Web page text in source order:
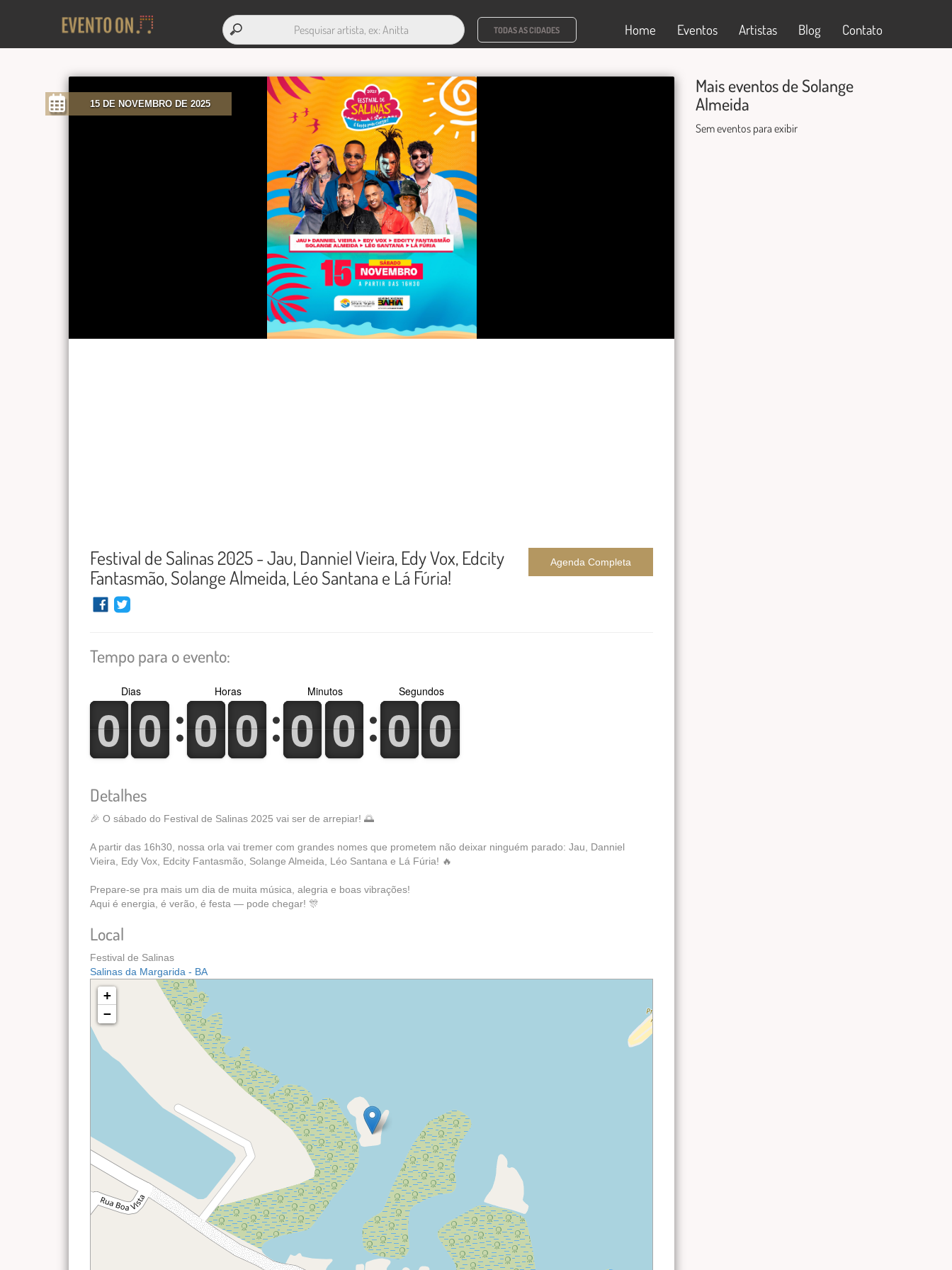
TODAS AS CIDADES Home Eventos Artistas Blog Contato
15 DE NOVEMBRO DE 2025
Festival de Salinas 2025 - Jau, Danniel Vieira, Edy Vox, Edcity
Fantasmão, Solange Almeida, Léo Santana e Lá Fúria!
Agenda Completa
Tempo para o evento:
0
0
1
1 0
0
1
1
Dias
0
0
1
1 0
0
1
1
Horas
0
0
1
1 0
0
1
1
Minutos
0
0
1
1 0
0
1
1
Segundos
Detalhes
🎉 O sábado do Festival de Salinas 2025 vai ser de arrepiar! 🌅
A partir das 16h30, nossa orla vai tremer com grandes nomes que prometem não deixar ninguém parado: Jau, Danniel
Vieira, Edy Vox, Edcity Fantasmão, Solange Almeida, Léo Santana e Lá Fúria! 🔥
Prepare-se pra mais um dia de muita música, alegria e boas vibrações!
Aqui é energia, é verão, é festa — pode chegar! 🎊
Local
Festival de Salinas
Salinas da Margarida - BA
+
−
Mais eventos de Solange
Almeida
Sem eventos para exibir